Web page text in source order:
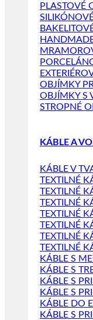
PLASTOVÉ
OBJÍMKY
OBJÍMKY S
STROPNÉ
KÁBLE A
KÁBLE V
TEXTILNÉ
TEXTILNÉ
TEXTILNÉ
TEXTILNÉ
TEXTILNÉ
TEXTILNÉ
TEXTILNÉ
KÁBLE S
KÁBLE S
KÁBLE S
KÁBLE S
KÁBLE DO
KÁBLE S